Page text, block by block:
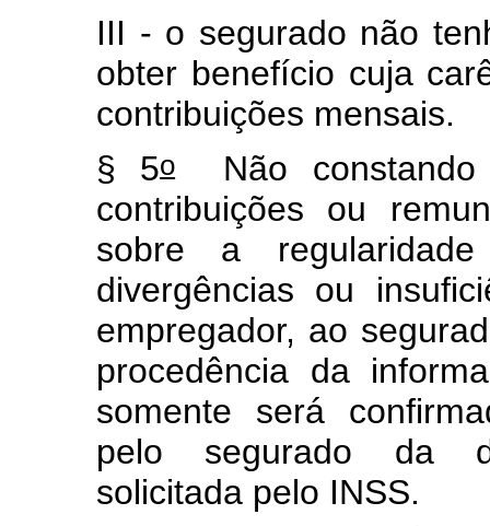
III - o segurado não
obter benefício cuja
contribuições mensais.
§ 5oNão constando
contribuições ou
sobre a
divergências ou
empregador, ao
procedência da
somente será
pelo segurado da
solicitada pelo INSS.